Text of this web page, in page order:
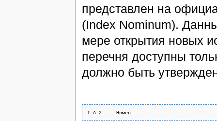
представлен на
(Index Nominum).
мере открытия новых
перечня доступны
должно быть
I.A.2.    Номен